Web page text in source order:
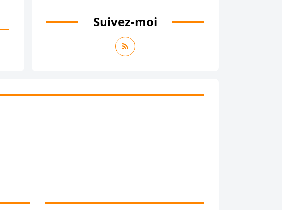
Suivez-moi